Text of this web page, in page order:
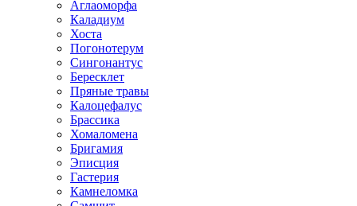
Аглаоморфа
Каладиум
Хоста
Погонотерум
Сингонантус
Бересклет
Пряные травы
Калоцефалус
Брассика
Хомаломена
Бригамия
Эписция
Гастерия
Камнеломка